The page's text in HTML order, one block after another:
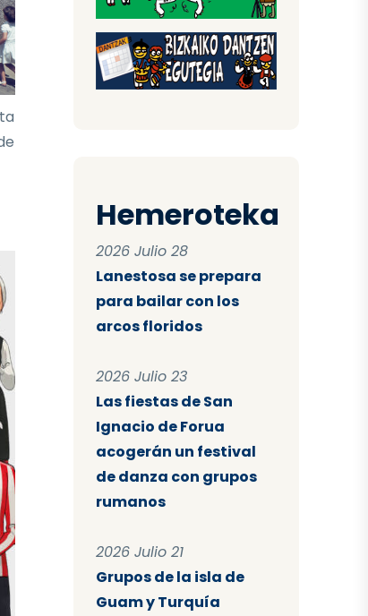
Hemeroteka
2026 Julio 28
Lanestosa se prepara
para bailar con los
arcos floridos
2026 Julio 23
Las fiestas de San
Ignacio de Forua
acogerán un festival
de danza con grupos
rumanos
2026 Julio 21
Grupos de la isla de
Guam y Turquía